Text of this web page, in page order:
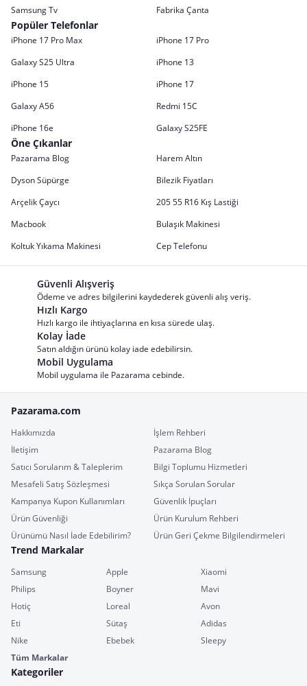
Samsung Tv Fabrika Çanta
Popüler Telefonlar
iPhone 17 Pro Max
iPhone 17 Pro
Galaxy S25 Ultra
iPhone 13
iPhone 15
iPhone 17
Galaxy A56
Redmi 15C
iPhone 16e
Galaxy S25FE
Öne Çıkanlar
Pazarama Blog
Harem Altın
Dyson Süpürge
Bilezik Fiyatları
Arçelik Çaycı
205 55 R16 Kış Lastiği
Macbook
Bulaşık Makinesi
Koltuk Yıkama Makinesi
Cep Telefonu
Güvenli Alışveriş
Ödeme ve adres bilgilerini kaydederek güvenli alış veriş.
Hızlı Kargo
Hızlı kargo ile ihtiyaçlarına en kısa sürede ulaş.
Kolay İade
Satın aldığın ürünü kolay iade edebilirsin.
Mobil Uygulama
Mobil uygulama ile Pazarama cebinde.
Pazarama.com
Hakkımızda
İşlem Rehberi
İletişim
Pazarama Blog
Satıcı Sorularım & Taleplerim
Bilgi Toplumu Hizmetleri
Mesafeli Satış Sözleşmesi
Sıkça Sorulan Sorular
Kampanya Kupon Kullanımları
Güvenlik İpuçları
Ürün Güvenliği
Ürün Kurulum Rehberi
Ürünümü Nasıl İade Edebilirim?
Ürün Geri Çekme Bilgilendirmeleri
Trend Markalar
Samsung Apple
Xiaomi
Philips
Boyner
Mavi
Hotiç
Loreal
Avon
Eti
Sütaş
Adidas
Nike
Ebebek
Sleepy
Tüm Markalar
Kategoriler